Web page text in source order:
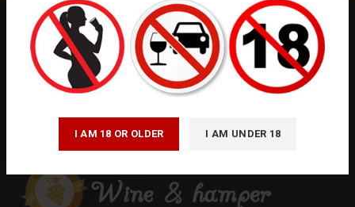
I AM 18 OR OLDER I AM UNDER 18
Tuân thủ Nghị định số 185/2013/NĐ-CP của Chính phủ và luật
quảng cáo số 16/2012/QH13 về kinh doanh bán hàng qua mạng.
Winehamper là trang thông tin chia sẻ kiến thức về rượu ngoại hoạt
động phi lơi nhuận. Chúng tôi không kinh doanh trực tiếp bán trên
internet. Vui lòng đến trực tiếp đến các cửa hàng và hệ thống siêu
website chỉ mang tính chất tham khảo)